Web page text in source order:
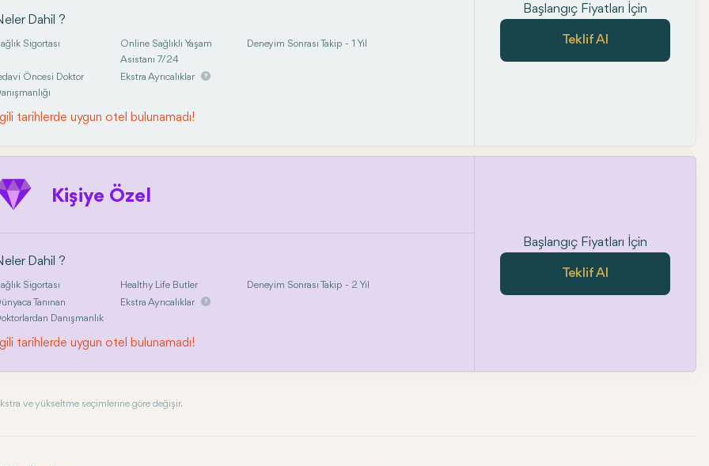
Dahil ?
Sigortası
Online Sağlıklı Yaşam
Asistanı 7/24
Deneyim Sonrası Takip - 1 Yıl
Öncesi Doktor
Ekstra Ayrıcalıklar
İlgili tarihlerde uygun otel bulunamadı!
Başlangıç Fiyatları İçin
Teklif Al
Kişiye Özel
Dahil ?
Sigortası Healthy Life Butler
Deneyim Sonrası Takip - 2 Yıl
Tanınan
Danışmanlık
Ekstra Ayrıcalıklar
İlgili tarihlerde uygun otel bulunamadı!
Başlangıç Fiyatları İçin
Teklif Al
ve yükseltme seçimlerine göre değişir.